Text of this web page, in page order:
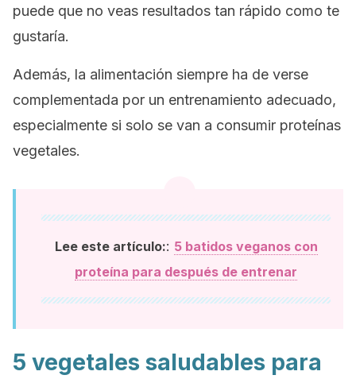
puede que no veas resultados tan rápido como te
gustaría.
Además, la alimentación siempre ha de verse
complementada por un entrenamiento adecuado,
especialmente si solo se van a consumir proteínas
vegetales.
Lee este artículo:: 5 batidos veganos con
proteína para después de entrenar
5 vegetales saludables para